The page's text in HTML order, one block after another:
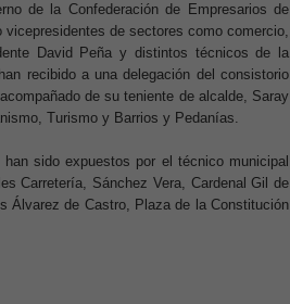
de la Confederación de Empresarios de
de sectores como comercio,
David Peña y distintos técnicos de la
recibido a una delegación del consistorio
de su teniente de alcalde, Saray
Turismo y Barrios y Pedanías.
sido expuestos por el técnico municipal
Carretería, Sánchez Vera, Cardenal Gil de
Álvarez de Castro, Plaza de la Constitución